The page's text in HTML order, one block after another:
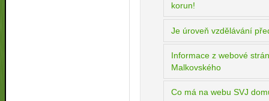
korun!
Je úroveň vzdělávání
Informace z webové
Malkovského
Co má na webu SVJ